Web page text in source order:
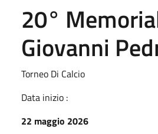
20°
Giovanni
Torneo Di Calcio
Data inizio :
22 maggio 2026